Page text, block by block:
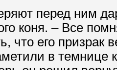
перед ним
коня. – Все
что его призрак
в